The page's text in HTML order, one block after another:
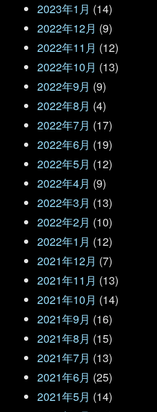
2023年1月 (14)
2022年12月 (9)
2022年11月 (12)
2022年10月 (13)
2022年9月 (9)
2022年8月 (4)
2022年7月 (17)
2022年6月 (19)
2022年5月 (12)
2022年4月 (9)
2022年3月 (13)
2022年2月 (10)
2022年1月 (12)
2021年12月 (7)
2021年11月 (13)
2021年10月 (14)
2021年9月 (16)
2021年8月 (15)
2021年7月 (13)
2021年6月 (25)
2021年5月 (14)